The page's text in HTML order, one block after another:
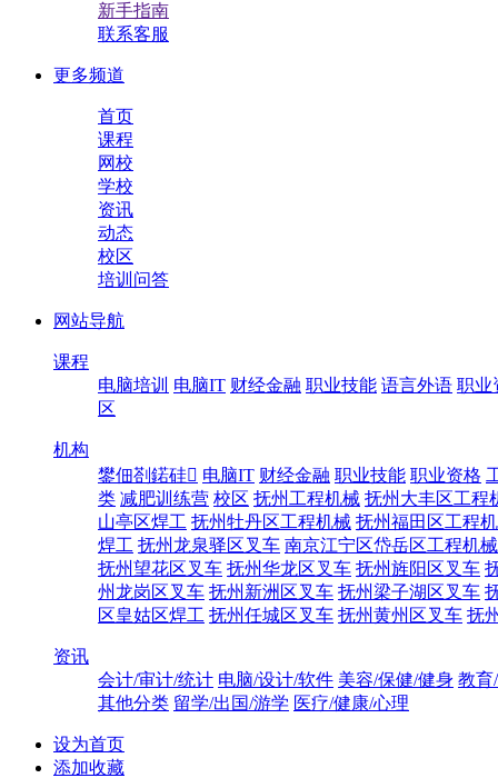
新手指南
联系客服
更多频道
首页
课程
网校
学校
资讯
动态
校区
培训问答
网站导航
课程
电脑培训 电脑IT 财经金融 职业技能 语言外语 职业
区
机构
鐢佃剳鍩硅 电脑IT 财经金融 职业技能 职业资格
类 减肥训练营 校区 抚州工程机械 抚州大丰区工程
山亭区焊工 抚州牡丹区工程机械 抚州福田区工程
焊工 抚州龙泉驿区叉车 南京江宁区岱岳区工程机械
抚州望花区叉车 抚州华龙区叉车 抚州旌阳区叉车
州龙岗区叉车 抚州新洲区叉车 抚州梁子湖区叉车
区皇姑区焊工 抚州任城区叉车 抚州黄州区叉车 抚
资讯
会计/审计/统计 电脑/设计/软件 美容/保健/健身 教育
其他分类 留学/出国/游学 医疗/健康/心理
设为首页
添加收藏